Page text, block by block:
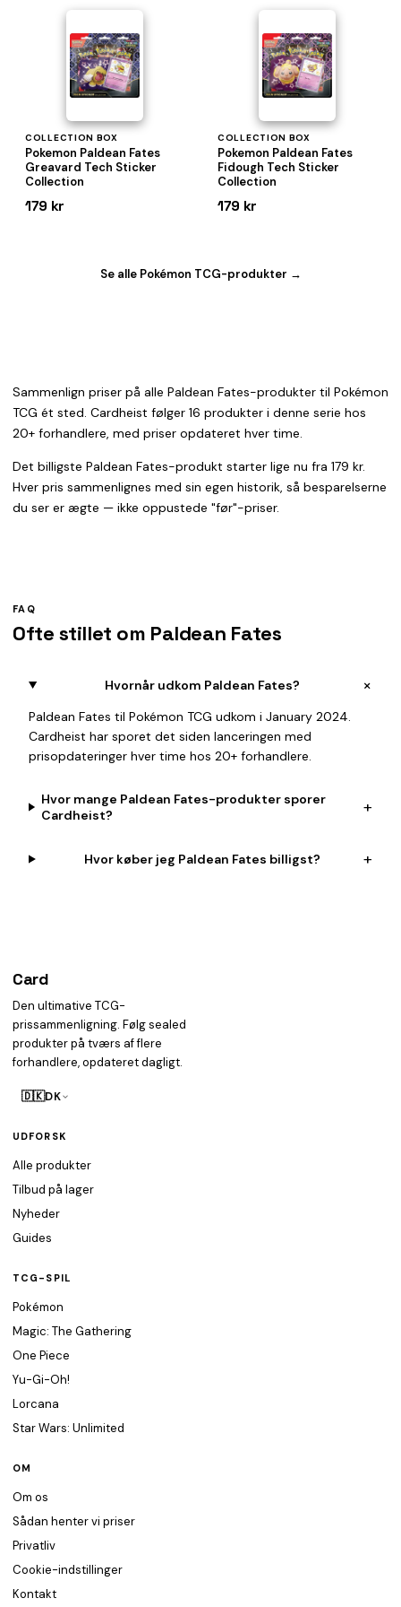
COLLECTION BOX
Pokemon Paldean Fates
Greavard Tech Sticker
Collection
179 kr
COLLECTION BOX
Pokemon Paldean Fates
Fidough Tech Sticker
Collection
179 kr
Se alle Pokémon TCG-produkter →
Sammenlign priser på alle Paldean Fates-produkter til Pokémon
TCG ét sted. Cardheist følger 16 produkter i denne serie hos
20+ forhandlere, med priser opdateret hver time.
Det billigste Paldean Fates-produkt starter lige nu fra 179 kr.
Hver pris sammenlignes med sin egen historik, så besparelserne
du ser er ægte — ikke oppustede "før"-priser.
FAQ
Ofte stillet om Paldean Fates
Hvornår udkom Paldean Fates? +
Paldean Fates til Pokémon TCG udkom i January 2024.
Cardheist har sporet det siden lanceringen med
prisopdateringer hver time hos 20+ forhandlere.
Hvor mange Paldean Fates-produkter sporer
Cardheist?
+
Hvor køber jeg Paldean Fates billigst? +
Card
Den ultimative TCG-
prissammenligning. Følg sealed
produkter på tværs af flere
forhandlere, opdateret dagligt.
🇩🇰DK
UDFORSK
Alle produkter
Tilbud på lager
Nyheder
Guides
TCG-SPIL
Pokémon
Magic: The Gathering
One Piece
Yu-Gi-Oh!
Lorcana
Star Wars: Unlimited
OM
Om os
Sådan henter vi priser
Privatliv
Cookie-indstillinger
Kontakt